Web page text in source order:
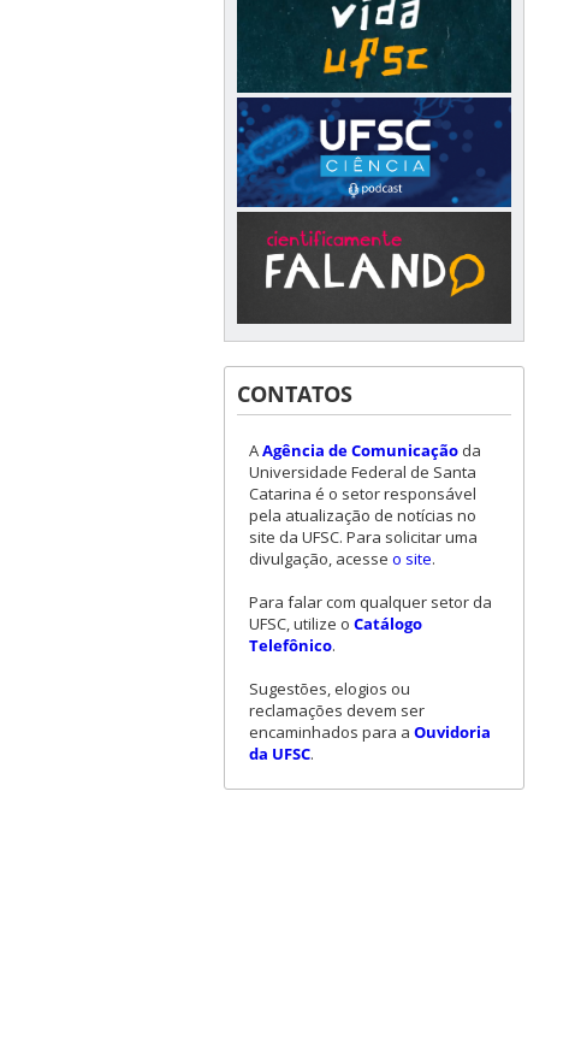
CONTATOS
AAgência de Comunicação da
Universidade Federal de Santa
Catarina é o setor responsável
pela atualização de notícias no
site da UFSC. Para solicitar uma
divulgação, acesse o site.
Para falar com qualquer setor da
UFSC, utilize o Catálogo
Telefônico.
Sugestões, elogios ou
reclamações devem ser
encaminhados para a Ouvidoria
da UFSC.